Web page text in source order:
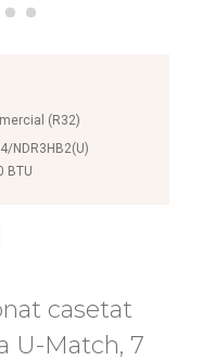
(R32)
NDR3HB2(U)
BTU
casetat
U-Match, 7